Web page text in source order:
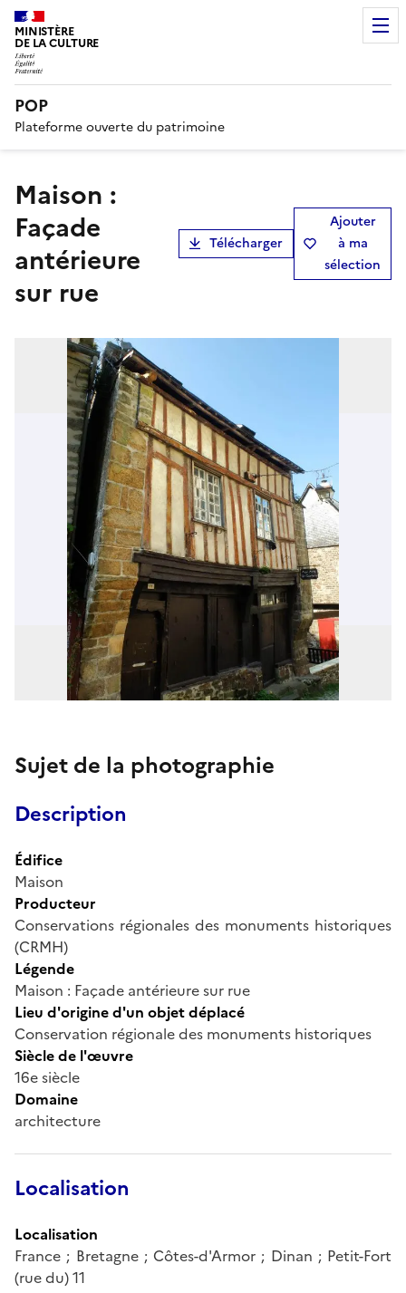
MINISTÈRE
DE LA CULTURE
POP
Plateforme ouverte du patrimoine
Maison :
Façade
antérieure
sur rue
Télécharger
Ajouter
à ma
sélection
Sujet de la photographie
Description
Édifice
Maison
Producteur
Conservations régionales des monuments historiques
(CRMH)
Légende
Maison : Façade antérieure sur rue
Lieu d'origine d'un objet déplacé
Conservation régionale des monuments historiques
Siècle de l'œuvre
16e siècle
Domaine
architecture
Localisation
Localisation
France ; Bretagne ; Côtes-d'Armor ; Dinan ; Petit-Fort
(rue du) 11